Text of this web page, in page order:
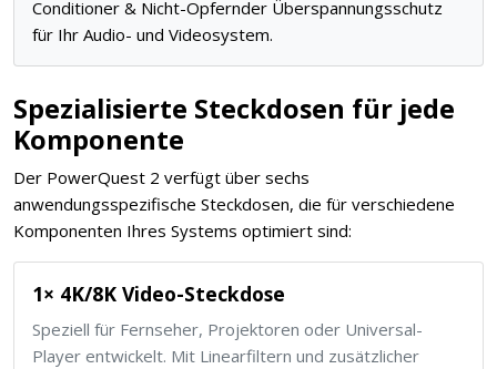
Conditioner & Nicht-Opfernder Überspannungsschutz
für Ihr Audio- und Videosystem.
Spezialisierte Steckdosen für jede
Komponente
Der PowerQuest 2 verfügt über sechs
anwendungsspezifische Steckdosen, die für verschiedene
Komponenten Ihres Systems optimiert sind:
1× 4K/8K Video-Steckdose
Speziell für Fernseher, Projektoren oder Universal-
Player entwickelt. Mit Linearfiltern und zusätzlicher